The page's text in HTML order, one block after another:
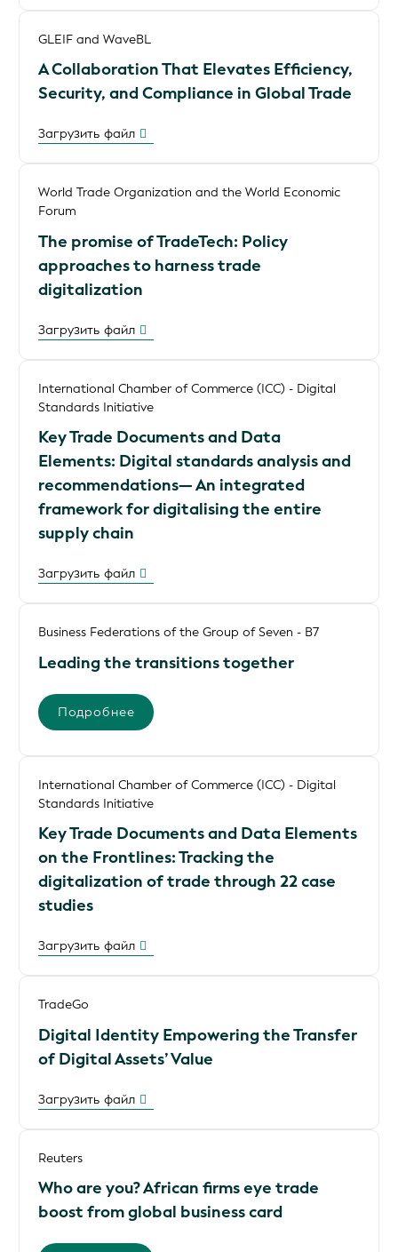
GLEIF and WaveBL
A Collaboration That Elevates Efficiency,
Security, and Compliance in Global Trade
Загрузить файл
World Trade Organization and the World Economic
Forum
The promise of TradeTech: Policy
approaches to harness trade
digitalization
Загрузить файл
International Chamber of Commerce (ICC) - Digital
Standards Initiative
Key Trade Documents and Data
Elements: Digital standards analysis and
recommendations— An integrated
framework for digitalising the entire
supply chain
Загрузить файл
Business Federations of the Group of Seven - B7
Leading the transitions together
Подробнее
International Chamber of Commerce (ICC) - Digital
Standards Initiative
Key Trade Documents and Data Elements
on the Frontlines: Tracking the
digitalization of trade through 22 case
studies
Загрузить файл
TradeGo
Digital Identity Empowering the Transfer
of Digital Assets’ Value
Загрузить файл
Reuters
Who are you? African firms eye trade
boost from global business card